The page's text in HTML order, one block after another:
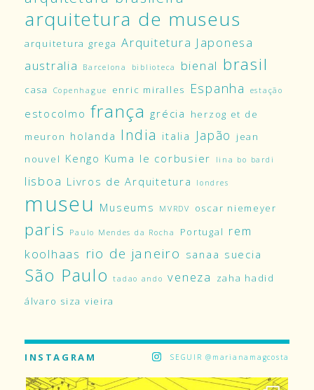
arquitetura de museus
arquitetura grega Arquitetura Japonesa
australia
Barcelona biblioteca bienal brasil
casa Copenhague enric miralles Espanha estação
estocolmo frança grécia
herzog et de
meuron holanda India italia Japão
jean
nouvel Kengo Kuma le corbusier lina bo bardi
lisboa Livros de Arquitetura londres
museu Museums MVRDV oscar niemeyer
paris Paulo Mendes da Rocha Portugal rem
koolhaas rio de janeiro sanaa suecia
São Paulo tadao ando veneza
zaha hadid
álvaro siza vieira
INSTAGRAM SEGUIR @marianamagcosta